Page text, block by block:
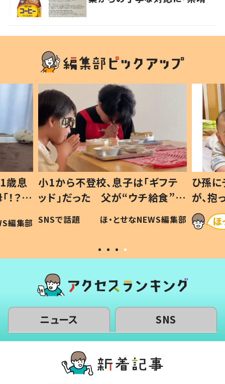
歳息
？」
編集部
小1から不登校、息子は「ギフテ
ッド」だった 父が“ウチ給食”を
作り続ける理由とは #令和の親
#令和の子
SNSで話題 ほ・とせなNEWS編集部
ひ孫
が、
「涙が
い」
ニュース SNS